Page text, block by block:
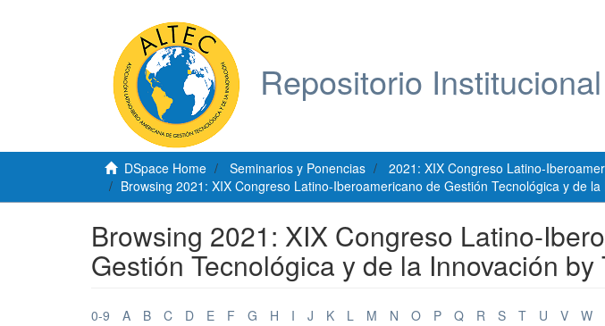
Repositorio
DSpace Home Seminarios y Ponencias
2021: XIX Congreso Latino-
Browsing 2021: XIX Congreso Latino-Iberoamericano de Gestión Tecnológica y de
Browsing 2021: XIX Congreso Latino-
Gestión Tecnológica y de la Innovación by
0-9 A B C D E F G H I J K L M N O P Q R S T U V W